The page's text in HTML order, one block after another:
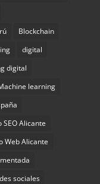
Blockchain
digital
digital
learning
Alicante
Web Alicante
sociales